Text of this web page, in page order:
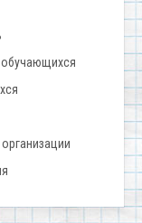
обучающихся